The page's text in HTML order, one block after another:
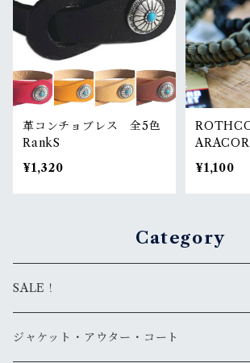
革コンチョブレス 全5色
RankS
¥1,320
T RankS
¥1,100
Category
SALE！
ジャケット・アウター・コート